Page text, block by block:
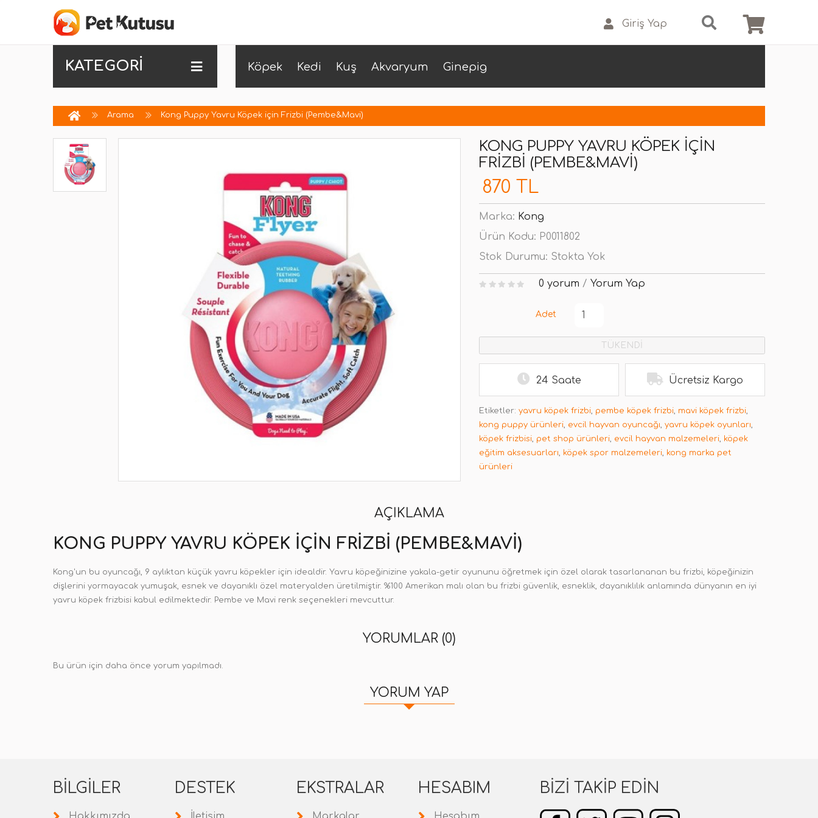
Giriş Yap
KATEGORİ Köpek Kedi Kuş Akvaryum Ginepig
Arama Kong Puppy Yavru Köpek için Frizbi (Pembe&Mavi)
KONG PUPPY YAVRU KÖPEK IÇIN
FRIZBI (PEMBE&MAVI)
870 TL
Marka: Kong
Ürün Kodu: P0011802
Stok Durumu: Stokta Yok
0 yorum / Yorum Yap
Adet
TÜKENDİ
24 Saate Ücretsiz Kargo
Etiketler: yavru köpek frizbi, pembe köpek frizbi, mavi köpek frizbi,
kong puppy ürünleri, evcil hayvan oyuncağı, yavru köpek oyunları,
köpek frizbisi, pet shop ürünleri, evcil hayvan malzemeleri, köpek
eğitim aksesuarları, köpek spor malzemeleri, kong marka pet
ürünleri
AÇIKLAMA
KONG PUPPY YAVRU KÖPEK IÇIN FRIZBI (PEMBE&MAVI)
Kong'un bu oyuncağı, 9 aylıktan küçük yavru köpekler için idealdir. Yavru köpeğinizine yakala-getir oyununu öğretmek için özel olarak tasarlananan bu frizbi, köpeğinizin
dişlerini yormayacak yumuşak, esnek ve dayanıklı özel materyalden üretilmiştir. %100 Amerikan malı olan bu frizbi güvenlik, esneklik, dayanıklılık anlamında dünyanın en iyi
yavru köpek frizbisi kabul edilmektedir. Pembe ve Mavi renk seçenekleri mevcuttur.
YORUMLAR (0)
Bu ürün için daha önce yorum yapılmadı.
YORUM YAP
BILGILER DESTEK EKSTRALAR HESABIM BIZI TAKIP EDIN